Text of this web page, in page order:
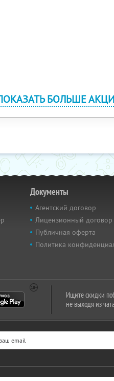
БОЛЬШЕ
Документы
Агентский договор
Лицензионный договор
Публичная оферта
Политика
Ищите скидки
не выходя из